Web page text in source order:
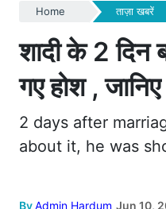
Home ताज़ा खबरें
शादी के 2 दिन
गए होश , जानिए
2 days after
about it, he was
ByAdmin Hardum Jun 10,